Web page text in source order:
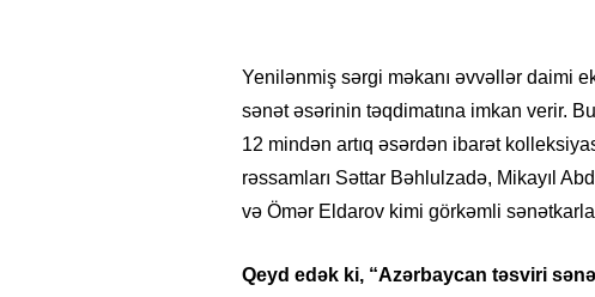
Yenilənmiş sərgi məkanı əvvəllər daimi
sənət əsərinin təqdimatına imkan verir.
12 mindən artıq əsərdən ibarət
rəssamları Səttar Bəhlulzadə, Mikayıl
və Ömər Eldarov kimi görkəmli
Qeyd edək ki, “Azərbaycan təsviri